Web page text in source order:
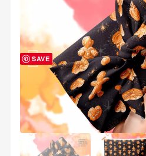
SAVE